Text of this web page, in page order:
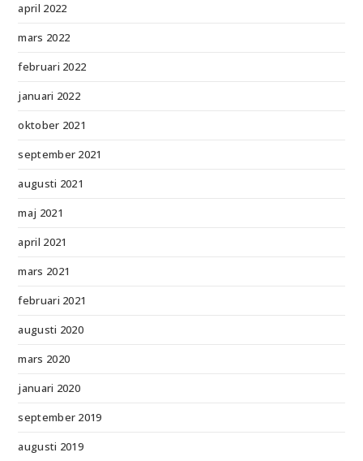
april 2022
mars 2022
februari 2022
januari 2022
oktober 2021
september 2021
augusti 2021
maj 2021
april 2021
mars 2021
februari 2021
augusti 2020
mars 2020
januari 2020
september 2019
augusti 2019